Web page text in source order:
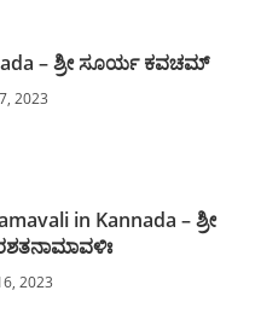
– ಶ್ರೀ ಸೂರ್ಯ ಕವಚಮ್
2023
in Kannada – ಶ್ರೀ
2023